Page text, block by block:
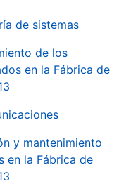
de sistemas
de los
en la Fábrica de
y mantenimiento
en la Fábrica de